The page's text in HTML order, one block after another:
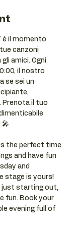
è il momento
canzoni
amici. Ogni
il nostro
se sei un
Prenota il tuo
🎤
the perfect time
and have fun
and
stage is yours!
just starting out,
fun. Book your
evening full of